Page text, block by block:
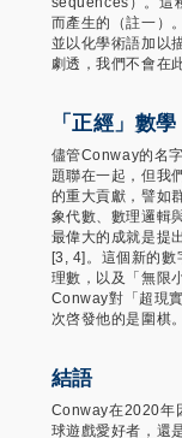
而產生的（註一）
並以化學術語加以
劇透，我們不會在
「正經」數學
儘管Conway的名
題聯在一起，但我
的重大貢獻，譬如
象代數、數理邏輯
最偉大的成就是提
[3, 4]。這個新的數
理數，以及「無限
Conway對「超現
次啓發他的是圍棋。
結語
Conway在2020年
球遊戲愛好者，還